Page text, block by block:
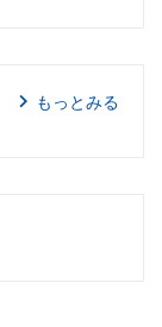
もっとみる